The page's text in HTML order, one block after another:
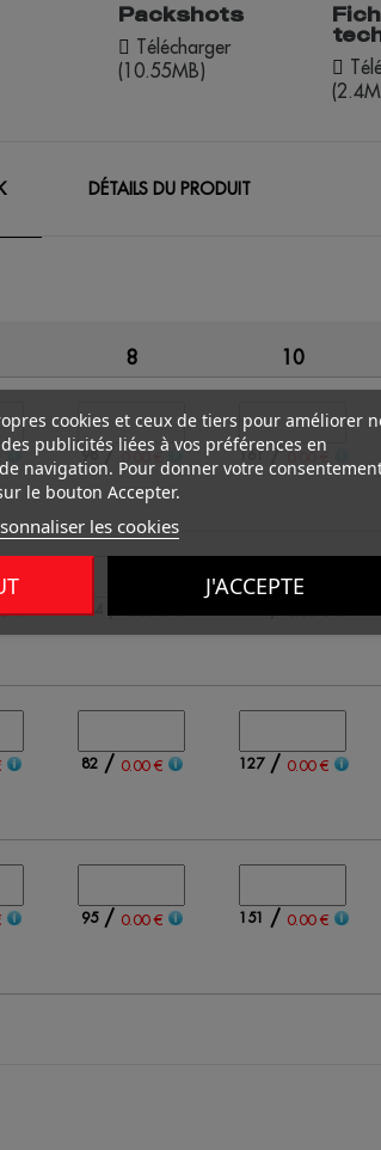
Packshots
Télécharger
(10.55MB)
DÉTAILS DU PRODUIT
8 10
98/0.00 € 161/0.00 €
82/ 0.00 € 127/ 0.00 €
95/ 0.00 € 151 / 0.00 €
cookies et ceux de tiers pour améliorer
publicités liées à vos préférences en
navigation. Pour donner votre
le bouton Accepter.
les cookies
J'ACCEPTE